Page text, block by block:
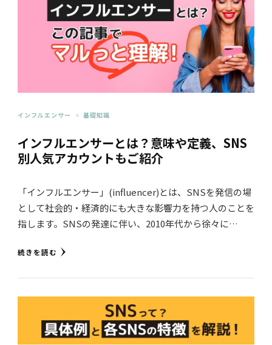
インフルエンサー 基礎知識
インフルエンサーとは？意味や定義、SNS
別人気アカウントもご紹介
「インフルエンサー」(influencer)とは、SNSを発信の場
として社会的・経済的にも大きな影響力を持つ人のことを
指します。SNSの発達に伴い、2010年代から徐々に…
続きを読む